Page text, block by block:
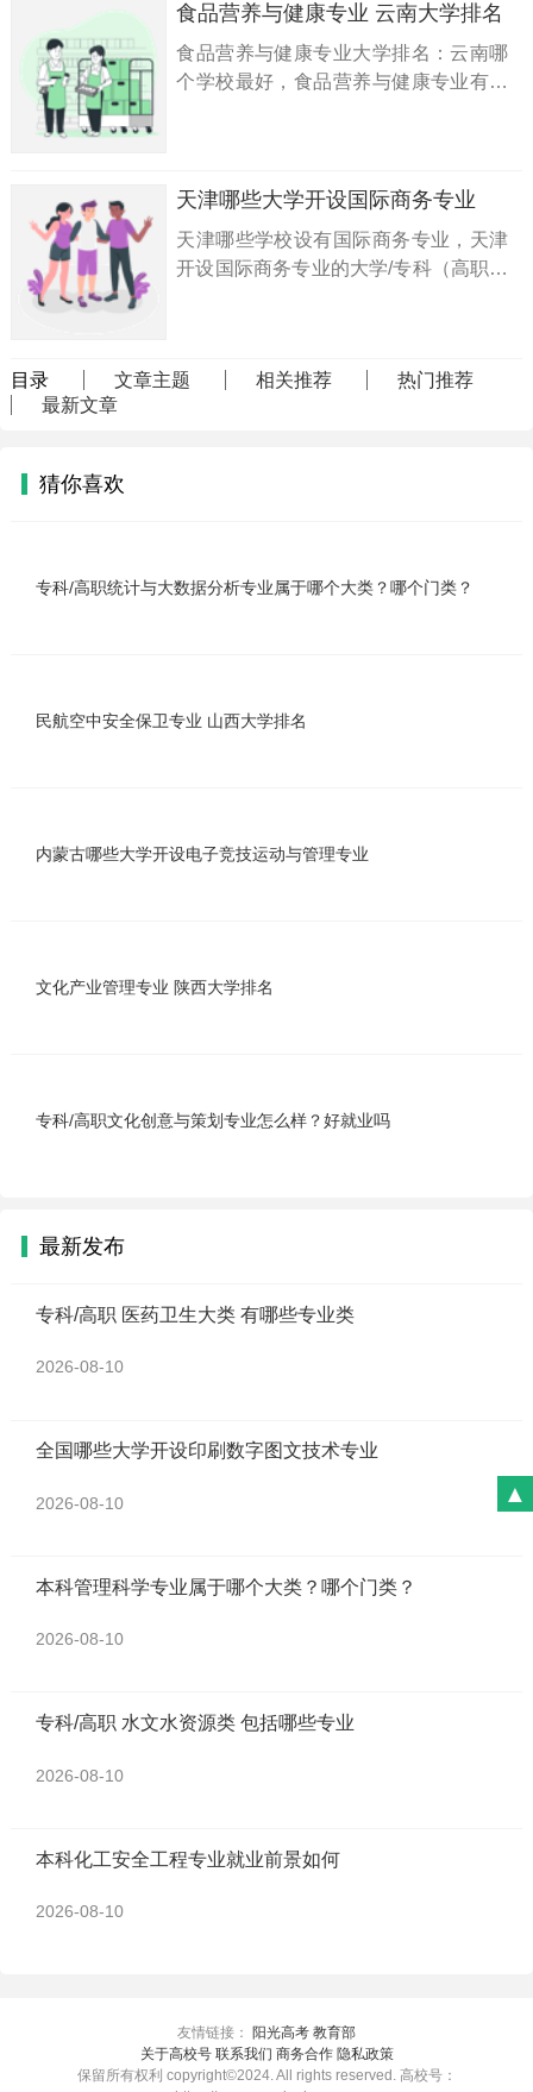
学院、盐城工业职业技术学院、吉林工
学校、河南应用技术职业学院、河北化
工医药职业技术学院、石家庄职业技术
食品营养与健康专业 云南大学排名
食品营养与健康专业大学排名：云南哪
个学校最好，食品营养与健康专业有哪
天津哪些大学开设国际商务专业
天津哪些学校设有国际商务专业，天津
开设国际商务专业的大学/专科（高职）
目录
文章主题 相关推荐
热门推荐
最新文章
猜你喜欢
专科/高职统计与大数据分析专业属于哪个大类？哪个门类？
民航空中安全保卫专业 山西大学排名
内蒙古哪些大学开设电子竞技运动与管理专业
文化产业管理专业 陕西大学排名
专科/高职文化创意与策划专业怎么样？好就业吗
最新发布
专科/高职 医药卫生大类 有哪些专业类
2026-08-10
全国哪些大学开设印刷数字图文技术专业
2026-08-10
本科管理科学专业属于哪个大类？哪个门类？
2026-08-10
专科/高职 水文水资源类 包括哪些专业
2026-08-10
本科化工安全工程专业就业前景如何
2026-08-10
友情链接： 阳光高考 教育部
关于高校号 联系我们 商务合作 隐私政策
保留所有权利 copyright©2024. All rights reserved. 高校号：
▲